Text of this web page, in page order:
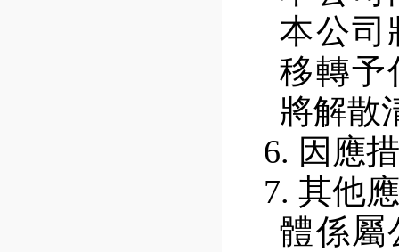
本公司
移轉予
將解散
6. 因應
7.其他
體係屬